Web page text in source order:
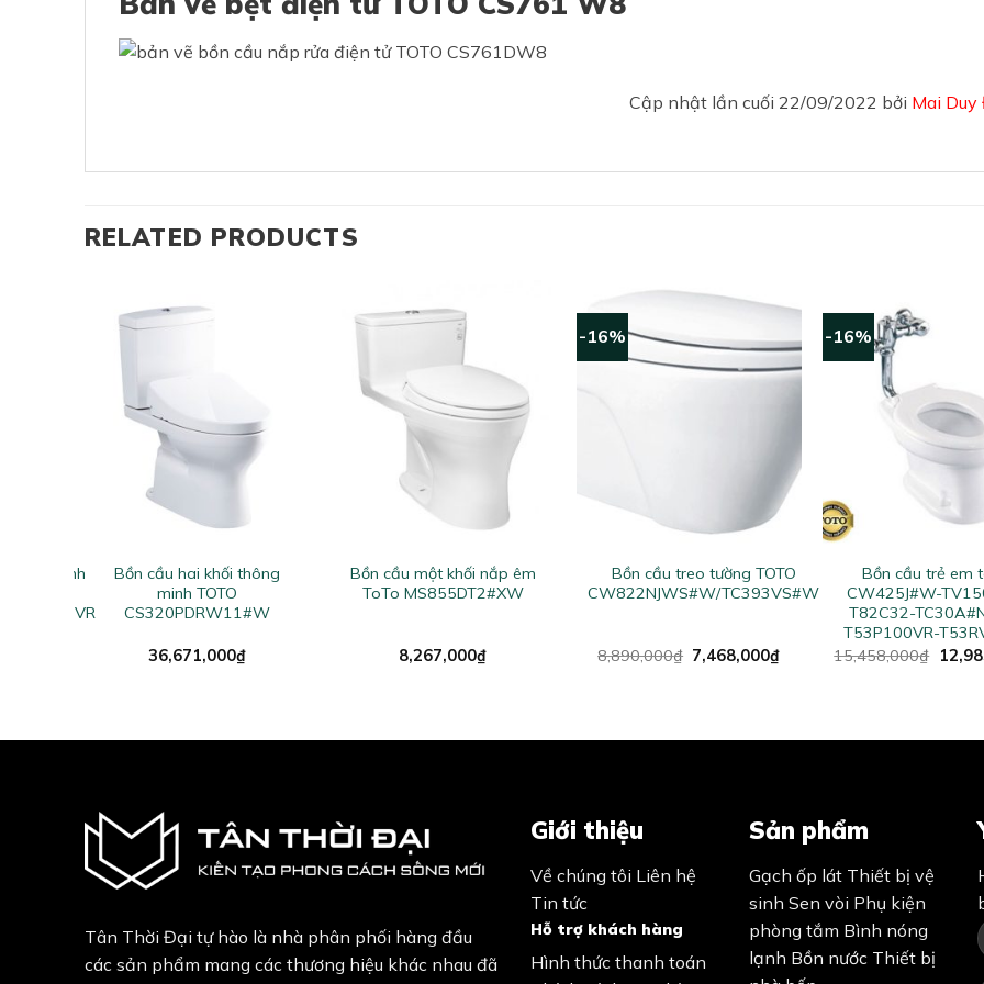
Cập nhật lần cuối 22/09/2022 bởi Mai Duy
RELATED PRODUCTS
Bồn cầu hai khối thông
minh TOTO
CS320PDRW11#W
36,671,000₫
Bồn cầu một khối nắp êm
ToTo MS855DT2#XW
8,267,000₫
-16%
Bồn cầu treo tường TOTO
CW822NJWS#W/TC393VS#W
8,890,000₫ Original
price
7,468,000₫Current
-16%
+
Bồn cầu trẻ em
CW425J#W-
T82C32-
T53P100VR-
15,458,000₫
price
minh
Tân Thời Đại tự hào là nhà phân phối hàng đầu
các sản phẩm mang các thương hiệu khác nhau đã
Giới thiệu
Về chúng tôi Liên hệ
Tin tức
Hỗ trợ khách hàng
Hình thức thanh toán
Sản phẩm
Gạch ốp lát Thiết bị vệ
sinh Sen vòi Phụ kiện
phòng tắm Bình nóng
lạnh Bồn nước Thiết bị